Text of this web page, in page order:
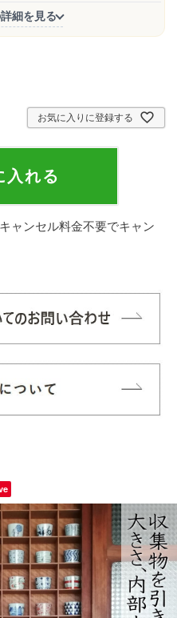
細を見る
お気に入りに登録する
入れる
ャンセル料金不要でキャン